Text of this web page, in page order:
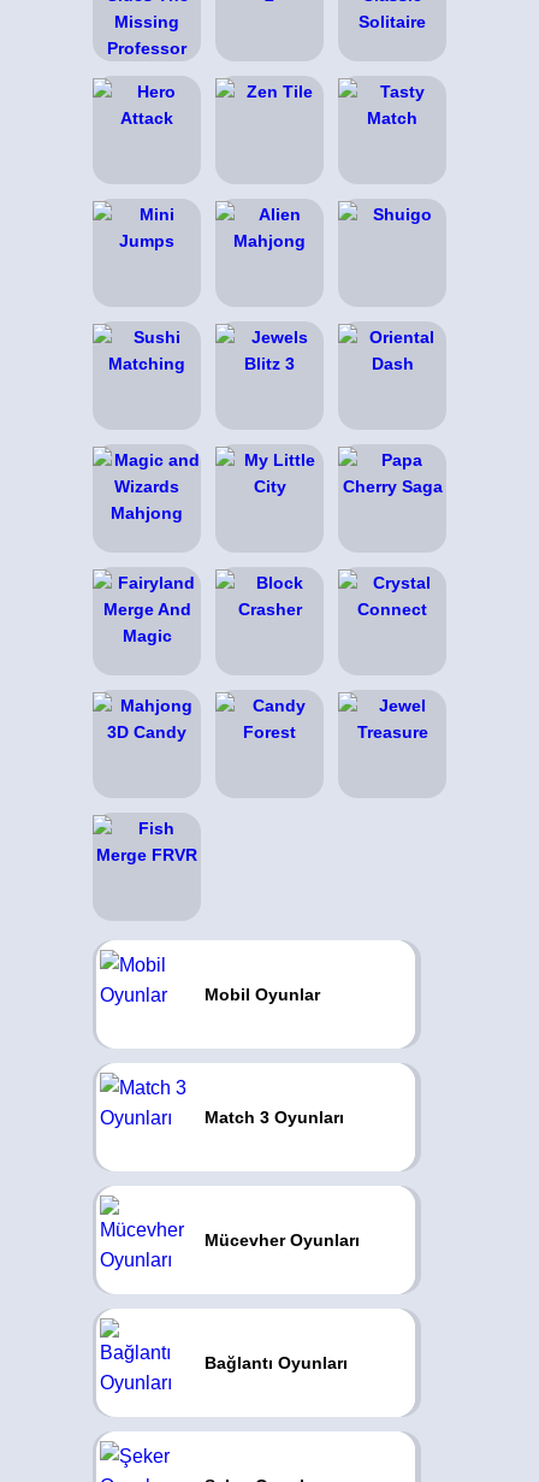
Mobil Oyunlar
Match 3 Oyunları
Mücevher Oyunları
Bağlantı Oyunları